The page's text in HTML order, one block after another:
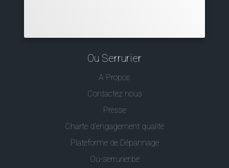
Ou Serrurier
A Propos
Contactez nous
Presse
Charte d’engagement qualité
Plateforme de Dépannage
Ou-serrurier.be